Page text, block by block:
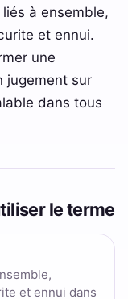
à ensemble,
et ennui.
une
jugement sur
dans tous
le terme
et ennui dans